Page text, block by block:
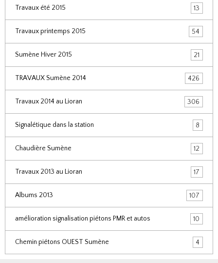
Travaux été 2015 13
Travaux printemps 2015 54
Sumène Hiver 2015 21
TRAVAUX Sumène 2014 426
Travaux 2014 au Lioran 306
Signalétique dans la station 8
Chaudière Sumène 12
Travaux 2013 au Lioran 17
Albums 2013 107
amélioration signalisation piétons PMR et autos 10
Chemin piétons OUEST Sumène 4